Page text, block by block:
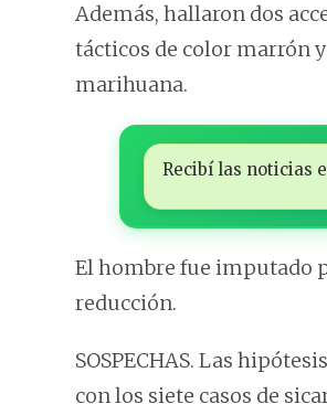
Además, hallaron dos
tácticos de color marrón
marihuana.
Recibí las noticias
El hombre fue imputado
reducción.
SOSPECHAS. Las
con los siete casos de